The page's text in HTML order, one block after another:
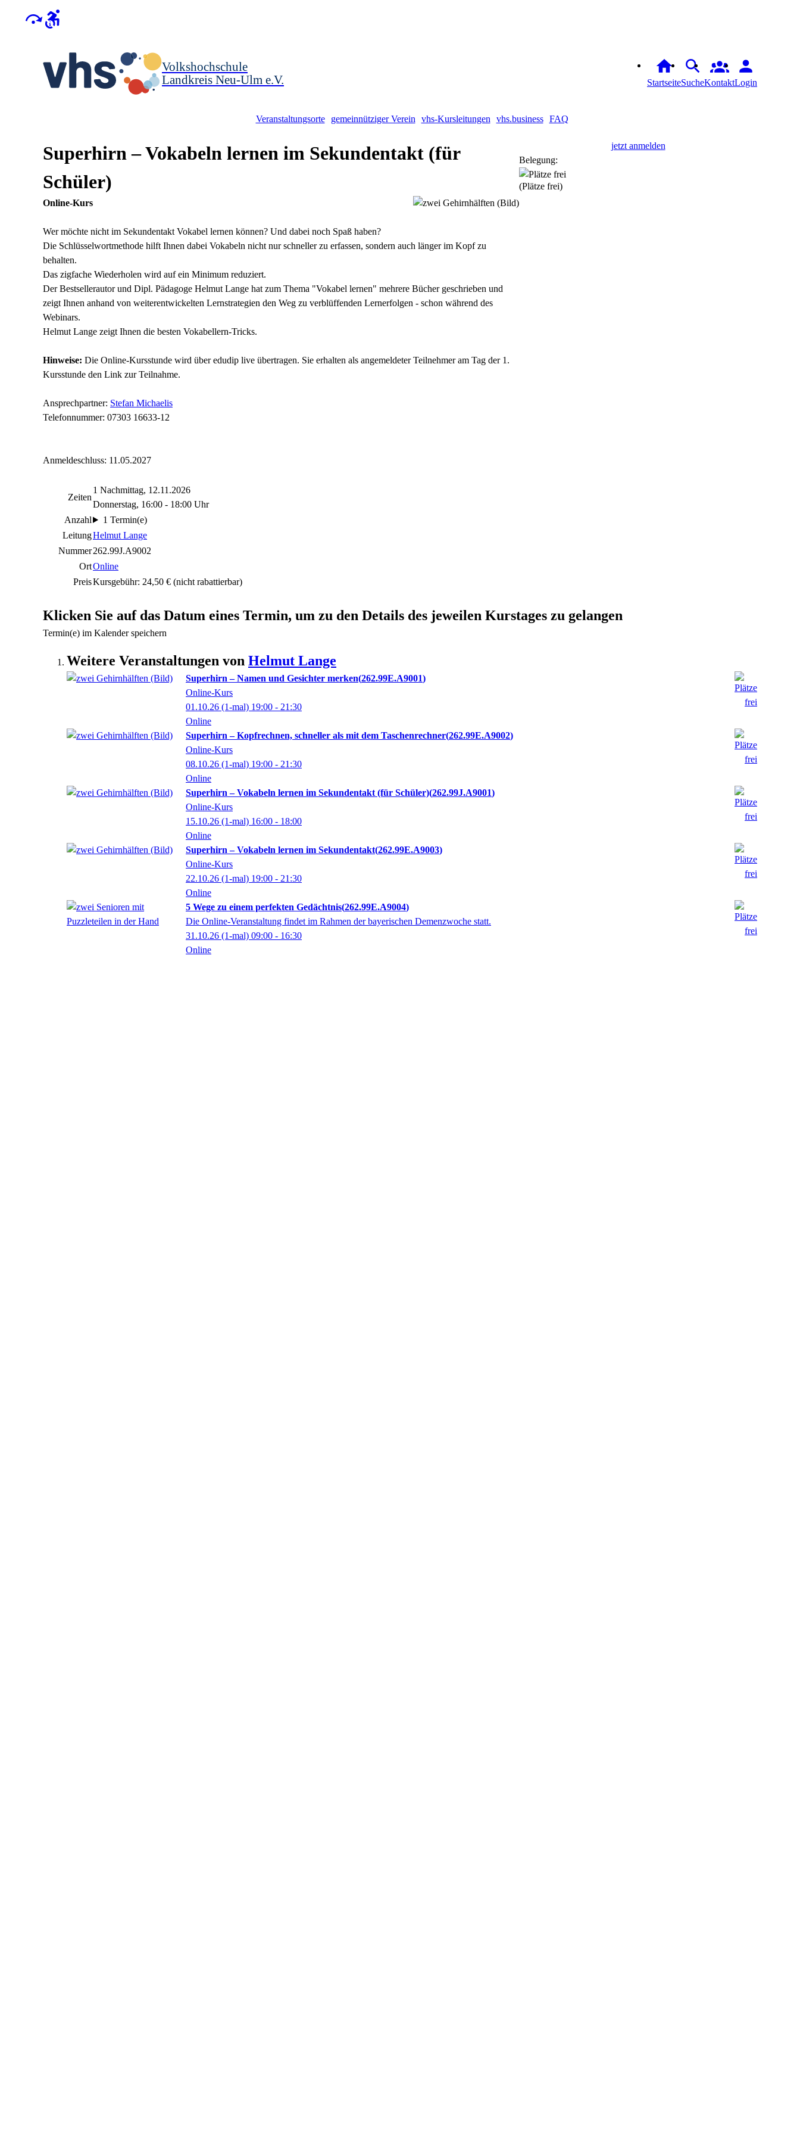
Volkshochschule
Landkreis Neu-Ulm e.V.
StartseiteSucheKontaktLogin
Veranstaltungsorte gemeinnütziger Verein vhs-Kursleitungen vhs.business FAQ
Superhirn – Vokabeln lernen im Sekundentakt (für
Schüler)
Online-Kurs
Wer möchte nicht im Sekundentakt Vokabel lernen können? Und dabei noch Spaß haben?
Die Schlüsselwortmethode hilft Ihnen dabei Vokabeln nicht nur schneller zu erfassen, sondern auch länger im Kopf zu
behalten.
Das zigfache Wiederholen wird auf ein Minimum reduziert.
Der Bestsellerautor und Dipl. Pädagoge Helmut Lange hat zum Thema "Vokabel lernen" mehrere Bücher geschrieben und
zeigt Ihnen anhand von weiterentwickelten Lernstrategien den Weg zu verblüffenden Lernerfolgen - schon während des
Webinars.
Helmut Lange zeigt Ihnen die besten Vokabellern-Tricks.
Hinweise: Die Online-Kursstunde wird über edudip live übertragen. Sie erhalten als angemeldeter Teilnehmer am Tag der 1.
Kursstunde den Link zur Teilnahme.
Ansprechpartner: Stefan Michaelis
Telefonnummer: 07303 16633-12
Anmeldeschluss: 11.05.2027
Zeiten
1 Nachmittag, 12.11.2026
Donnerstag, 16:00 - 18:00 Uhr
Anzahl
1 Termin(e)
LeitungHelmut Lange
Nummer262.99J.A9002
OrtOnline
PreisKursgebühr: 24,50 € (nicht rabattierbar)
jetzt anmelden
Belegung:
(Plätze frei)
Klicken Sie auf das Datum eines Termin, um zu den Details des jeweilen Kurstages zu gelangen
Termin(e) im Kalender speichern
Weitere Veranstaltungen von Helmut Lange
Superhirn – Namen und Gesichter merken 262.99E.A9001
Online-Kurs
01.10.26 (1-mal) 19:00 - 21:30
Online
Superhirn – Kopfrechnen, schneller als mit dem Taschenrechner 262.99E.A9002
Online-Kurs
08.10.26 (1-mal) 19:00 - 21:30
Online
Superhirn – Vokabeln lernen im Sekundentakt (für Schüler) 262.99J.A9001
Online-Kurs
15.10.26 (1-mal) 16:00 - 18:00
Online
Superhirn – Vokabeln lernen im Sekundentakt 262.99E.A9003
Online-Kurs
22.10.26 (1-mal) 19:00 - 21:30
Online
5 Wege zu einem perfekten Gedächtnis 262.99E.A9004
Die Online-Veranstaltung findet im Rahmen der bayerischen Demenzwoche statt.
31.10.26 (1-mal) 09:00 - 16:30
Online